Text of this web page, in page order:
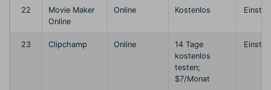
22
Movie Maker
Online
Online Kostenlos
23 Clipchamp Online
14 Tage
kostenlos
testen;
$7/Monat